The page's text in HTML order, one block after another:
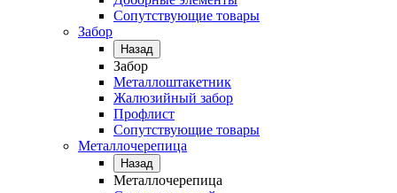
Сопутствующие товары
Забор
Назад
Забор
Металлоштакетник
Жалюзийный забор
Профлист
Сопутствующие товары
Металлочерепица
Назад
Металлочерепица